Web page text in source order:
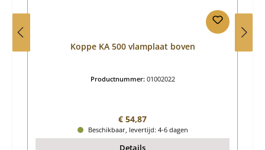
Koppe KA 500 vlamplaat boven
Productnummer: 01002022
Normale prijs:
€ 54,87
Beschikbaar, levertijd: 4-6 dagen
Details